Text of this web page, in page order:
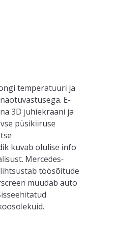
temperatuuri ja
E-
3D juhiekraani ja
püsikiiruse
kuvab olulise info
Mercedes-
töösõitude
muudab auto